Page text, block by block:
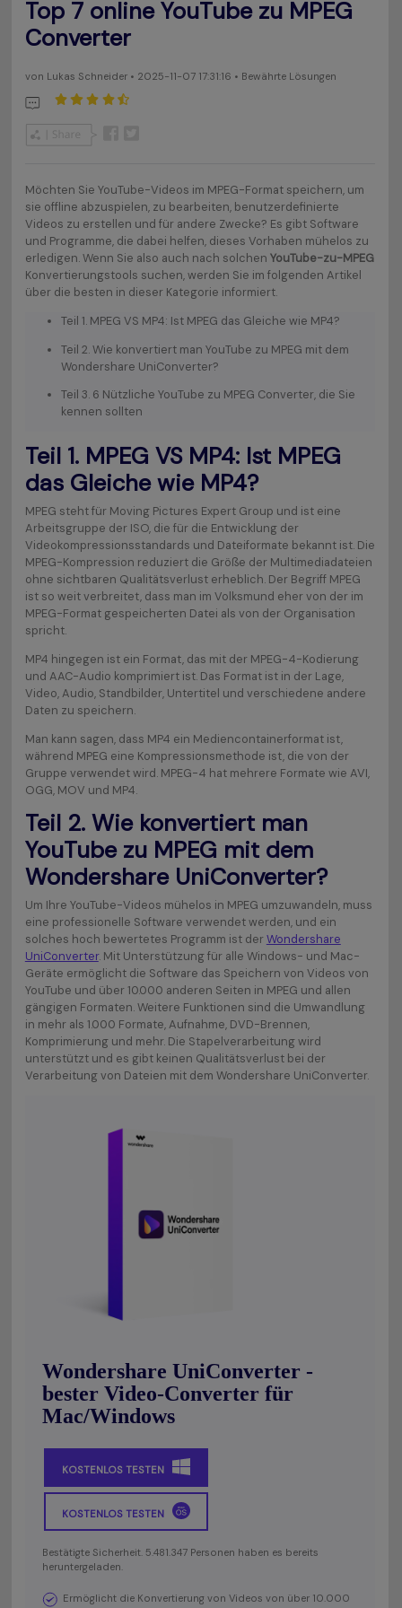
Top 7 online YouTube zu MPEG
Converter
von Lukas Schneider• 2025-11-07 17:31:16 • Bewährte Lösungen
Möchten Sie YouTube-Videos im MPEG-Format speichern, um
sie offline abzuspielen, zu bearbeiten, benutzerdefinierte
Videos zu erstellen und für andere Zwecke? Es gibt Software
und Programme, die dabei helfen, dieses Vorhaben mühelos zu
erledigen. Wenn Sie also auch nach solchen YouTube-zu-MPEG
Konvertierungstools suchen, werden Sie im folgenden Artikel
über die besten in dieser Kategorie informiert.
Teil 1. MPEG VS MP4: Ist MPEG das Gleiche wie MP4?
Teil 2. Wie konvertiert man YouTube zu MPEG mit dem
Wondershare UniConverter?
Teil 3. 6 Nützliche YouTube zu MPEG Converter, die Sie
kennen sollten
Teil 1. MPEG VS MP4: Ist MPEG
das Gleiche wie MP4?
MPEG steht für Moving Pictures Expert Group und ist eine
Arbeitsgruppe der ISO, die für die Entwicklung der
Videokompressionsstandards und Dateiformate bekannt ist. Die
MPEG-Kompression reduziert die Größe der Multimediadateien
ohne sichtbaren Qualitätsverlust erheblich. Der Begriff MPEG
ist so weit verbreitet, dass man im Volksmund eher von der im
MPEG-Format gespeicherten Datei als von der Organisation
spricht.
MP4 hingegen ist ein Format, das mit der MPEG-4-Kodierung
und AAC-Audio komprimiert ist. Das Format ist in der Lage,
Video, Audio, Standbilder, Untertitel und verschiedene andere
Daten zu speichern.
Man kann sagen, dass MP4 ein Mediencontainerformat ist,
während MPEG eine Kompressionsmethode ist, die von der
Gruppe verwendet wird. MPEG-4 hat mehrere Formate wie AVI,
OGG, MOV und MP4.
Teil 2. Wie konvertiert man
YouTube zu MPEG mit dem
Wondershare UniConverter?
Um Ihre YouTube-Videos mühelos in MPEG umzuwandeln, muss
eine professionelle Software verwendet werden, und ein
solches hoch bewertetes Programm ist derWondershare
UniConverter. Mit Unterstützung für alle Windows- und Mac-
Geräte ermöglicht die Software das Speichern von Videos von
YouTube und über 10.000 anderen Seiten in MPEG und allen
gängigen Formaten. Weitere Funktionen sind die Umwandlung
in mehr als 1.000 Formate, Aufnahme, DVD-Brennen,
Komprimierung und mehr. Die Stapelverarbeitung wird
unterstützt und es gibt keinen Qualitätsverlust bei der
Verarbeitung von Dateien mit dem Wondershare UniConverter.
Wondershare UniConverter -
bester Video-Converter für
Mac/Windows
KOSTENLOS TESTEN
KOSTENLOS TESTEN
Bestätigte Sicherheit. 5.481.347 Personen haben es bereits
heruntergeladen.
Ermöglicht die Konvertierung von Videos von über 10.000